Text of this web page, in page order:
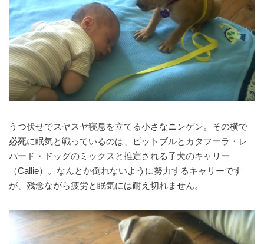
うつ伏せでスヤスヤ寝息を立てる小さなニンゲン。その横で
必死に眠気と戦っているのは、ピットブルとカタフーラ・レ
パード・ドッグのミックスと推定される子犬のキャリー
（Callie）。なんとか倒れないように努力するキャリーです
が、残念ながら疲労と眠気には耐え切れません。